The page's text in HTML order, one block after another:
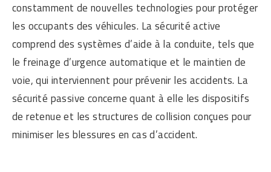
constamment de nouvelles technologies pour protéger
les occupants des véhicules. La sécurité active
comprend des systèmes d’aide à la conduite, tels que
le freinage d’urgence automatique et le maintien de
voie, qui interviennent pour prévenir les accidents. La
sécurité passive concerne quant à elle les dispositifs
de retenue et les structures de collision conçues pour
minimiser les blessures en cas d’accident.